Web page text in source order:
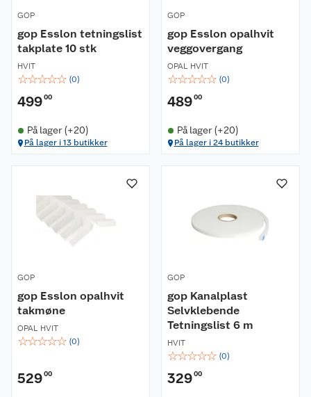
GOP
gop Esslon tetningslist
takplate 10 stk
HVIT
☆☆☆☆☆ (0)
49900
På lager (+20)
På lager i 13 butikker
GOP
gop Esslon opalhvit
veggovergang
OPAL HVIT
☆☆☆☆☆ (0)
48900
På lager (+20)
På lager i 24 butikker
GOP
gop Esslon opalhvit
takmøne
OPAL HVIT
☆☆☆☆☆ (0)
52900
GOP
gop Kanalplast
Selvklebende
Tetningslist 6 m
HVIT
☆☆☆☆☆ (0)
32900